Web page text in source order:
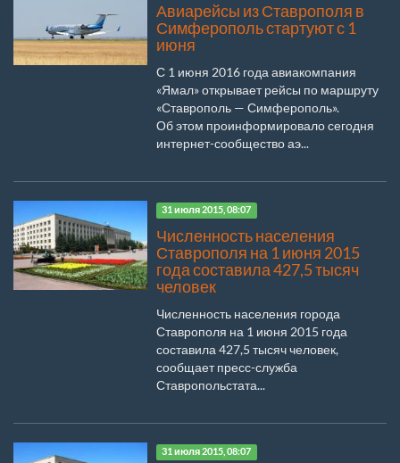
Авиарейсы из Ставрополя в
Симферополь стартуют с 1
июня
С 1 июня 2016 года авиакомпания
«Ямал» открывает рейсы по маршруту
«Ставрополь — Симферополь».
Об этом проинформировало сегодня
интернет-сообщество аэ...
31 июля 2015, 08:07
Численность населения
Ставрополя на 1 июня 2015
года составила 427,5 тысяч
человек
Численность населения города
Ставрополя на 1 июня 2015 года
составила 427,5 тысяч человек,
сообщает пресс-служба
Ставропольстата...
31 июля 2015, 08:07